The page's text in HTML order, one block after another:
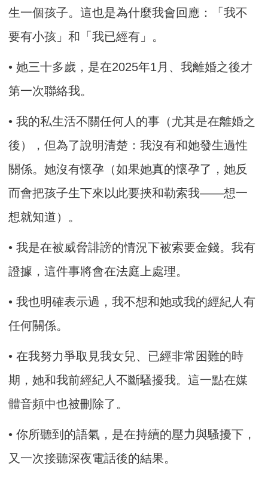
生一個孩子。這也是為什麼我會回應：「我不
要有小孩」和「我已經有」。
• 她三十多歲，是在2025年1月、我離婚之後才
第一次聯絡我。
• 我的私生活不關任何人的事（尤其是在離婚之
後），但為了說明清楚：我沒有和她發生過性
關係。她沒有懷孕（如果她真的懷孕了，她反
而會把孩子生下來以此要挾和勒索我——想一
想就知道）。
• 我是在被威脅誹謗的情況下被索要金錢。我有
證據，這件事將會在法庭上處理。
• 我也明確表示過，我不想和她或我的經紀人有
任何關係。
• 在我努力爭取見我女兒、已經非常困難的時
期，她和我前經紀人不斷騷擾我。這一點在媒
體音頻中也被刪除了。
• 你所聽到的語氣，是在持續的壓力與騷擾下，
又一次接聽深夜電話後的結果。